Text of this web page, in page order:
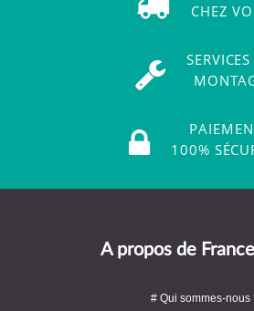
CHEZ
100%
A propos de
# Qui sommes-nous